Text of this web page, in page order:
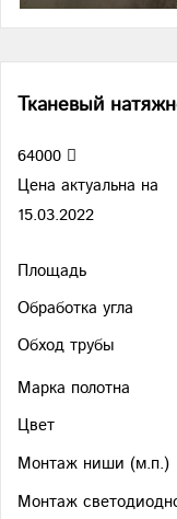
Тканевый
64000
Цена актуальна на
15.03.2022
Площадь
Обработка угла
Обход трубы
Марка полотна
Цвет
Монтаж ниши (м.п.)
Монтаж